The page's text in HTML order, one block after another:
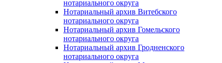
нотариального округа
Нотариальный архив Витебского
нотариального округа
Нотариальный архив Гомельского
нотариального округа
Нотариальный архив Гродненского
нотариального округа